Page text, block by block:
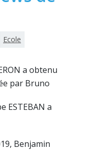
Ecole
a obtenu
par Bruno
ESTEBAN a
Benjamin